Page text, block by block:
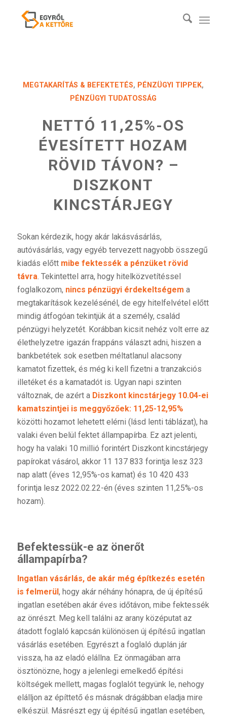
MEGTAKARÍTÁS & BEFEKTETÉS, PÉNZÜGYI TIPPEK,
PÉNZÜGYI TUDATOSSÁG
NETTÓ 11,25%-OS
ÉVESÍTETT HOZAM
RÖVID TÁVON? –
DISZKONT
KINCSTÁRJEGY
Sokan kérdezik, hogy akár lakásvásárlás,
autóvásárlás, vagy egyéb tervezett nagyobb összegű
kiadás előtt mibe fektessék a pénzüket rövid
távra . Tekintettel arra, hogy hitelközvetítéssel
foglalkozom, nincs pénzügyi érdekeltségem a
megtakarítások kezelésénél, de egy hitelfelvétel előtt
mindig átfogóan tekintjük át a személy, család
pénzügyi helyzetét. Korábban kicsit nehéz volt erre az
élethelyzetre igazán frappáns választ adni, hiszen a
bankbetétek sok esetben méltatlanul alacsony
kamatot fizettek, és még ki kell fizetni a tranzakciós
illetéket és a kamatadót is. Ugyan napi szinten
változnak, de azért a Diszkont kincstárjegy 10.04-ei
kamatszintjei is meggyőzőek: 11,25-12,95%
közötti hozamot lehetett elérni (lásd lenti táblázat), ha
valaki éven belül fektet állampapírba. Ez azt jelenti,
hogy ha valaki 10 millió forintért Diszkont kincstárjegy
papírokat vásárol, akkor 11 137 833 forintja lesz 323
nap alatt (éves 12,95%-os kamat) és 10 420 433
forintja lesz 2022.02.22-én (éves szinten 11,25%-os
hozam).
Befektessük-e az önerőt
állampapírba?
Ingatlan vásárlás, de akár még építkezés esetén
is felmerül , hogy akár néhány hónapra, de új építésű
ingatlan esetében akár éves időtávon, mibe fektessék
az önrészt. Meg kell találni az arany középutat az
átadott foglaló kapcsán különösen új építésű ingatlan
vásárlás esetében. Egyrészt a foglaló duplán jár
vissza, ha az eladó elállna. Ez önmagában arra
ösztönözne, hogy a jelenlegi emelkedő építési
költségek mellett, magas foglalót tegyünk le, nehogy
elálljon az építtető és másnak drágábban eladja mire
elkészül. Másrészt egy új építésű ingatlan esetében,